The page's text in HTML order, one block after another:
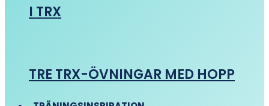
I TRX
TRE TRX-ÖVNINGAR MED HOPP